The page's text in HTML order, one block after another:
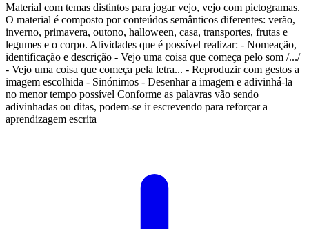
Material com temas distintos para jogar vejo, vejo com pictogramas.
O material é composto por conteúdos semânticos diferentes: verão,
inverno, primavera, outono, halloween, casa, transportes, frutas e
legumes e o corpo. Atividades que é possível realizar: - Nomeação,
identificação e descrição - Vejo uma coisa que começa pelo som /.../
- Vejo uma coisa que começa pela letra... - Reproduzir com gestos a
imagem escolhida - Sinónimos - Desenhar a imagem e adivinhá-la
no menor tempo possível Conforme as palavras vão sendo
adivinhadas ou ditas, podem-se ir escrevendo para reforçar a
aprendizagem escrita